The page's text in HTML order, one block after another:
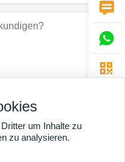
Bestimmungen



um Inhalte zu
zu analysieren.